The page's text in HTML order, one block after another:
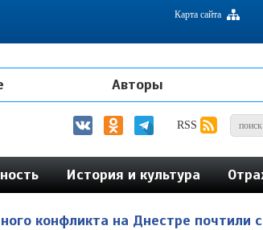
Карта сайта
Авторы
RSS
История и культура
конфликта на Днестре почтили